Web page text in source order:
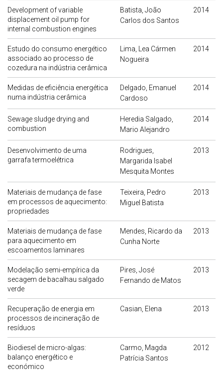
Development of variable
displacement oil pump for
internal combustion engines
Batista, João
Carlos dos Santos
2014
Estudo do consumo energético
associado ao processo de
cozedura na indústria cerâmica
Lima, Lea Cármen
Nogueira
2014
Medidas de eficiência energética
numa indústria cerâmica
Delgado, Emanuel
Cardoso
2014
Sewage sludge drying and
combustion
Heredia Salgado,
Mario Alejandro
2014
Desenvolvimento de uma
garrafa termoelétrica
Rodrigues,
Margarida Isabel
Mesquita Montes
2013
Materiais de mudança de fase
em processos de aquecimento:
propriedades
Teixeira, Pedro
Miguel Batista
2013
Materiais de mudança de fase
para aquecimento em
escoamentos laminares
Mendes, Ricardo da
Cunha Norte
2013
Modelação semi-empírica da
secagem de bacalhau salgado
verde
Pires, José
Fernando de Matos
2013
Recuperação de energia em
processos de incineração de
resíduos
Casian, Elena 2013
Biodiesel de micro-algas:
balanço energético e
económico
Carmo, Magda
Patrícia Santos
2012